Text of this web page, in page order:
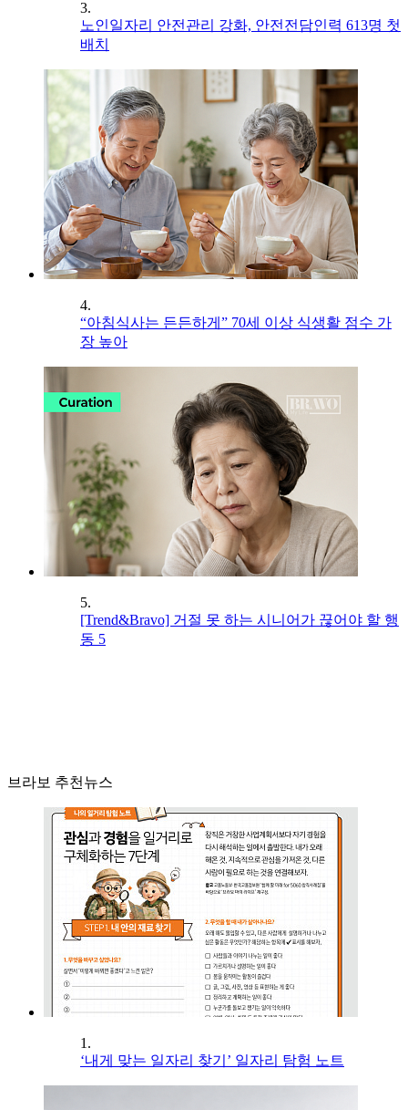
3.
노인일자리 안전관리 강화, 안전전담인력 613명 첫
배치
4.
“아침식사는 든든하게” 70세 이상 식생활 점수 가
장 높아
5.
[Trend&Bravo] 거절 못 하는 시니어가 끊어야 할 행
동 5
브라보 추천뉴스
1.
‘내게 맞는 일자리 찾기’ 일자리 탐험 노트